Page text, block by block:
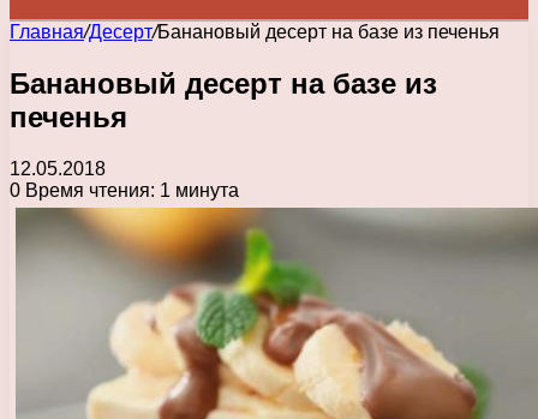
Главная/Десерт/Банановый десерт на базе из печенья
Банановый десерт на базе из
печенья
12.05.2018
0 Время чтения: 1 минута